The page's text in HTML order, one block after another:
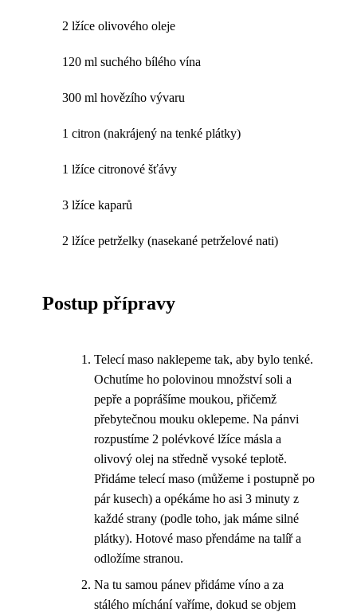
2 lžíce olivového oleje
120 ml suchého bílého vína
300 ml hovězího vývaru
1 citron (nakrájený na tenké plátky)
1 lžíce citronové šťávy
3 lžíce kaparů
2 lžíce petrželky (nasekané petrželové nati)
Postup přípravy
Telecí maso naklepeme tak, aby bylo tenké.
Ochutíme ho polovinou množství soli a
pepře a poprášíme moukou, přičemž
přebytečnou mouku oklepeme. Na pánvi
rozpustíme 2 polévkové lžíce másla a
olivový olej na středně vysoké teplotě.
Přidáme telecí maso (můžeme i postupně po
pár kusech) a opékáme ho asi 3 minuty z
každé strany (podle toho, jak máme silné
plátky). Hotové maso přendáme na talíř a
odložíme stranou.
Na tu samou pánev přidáme víno a za
stálého míchání vaříme, dokud se objem